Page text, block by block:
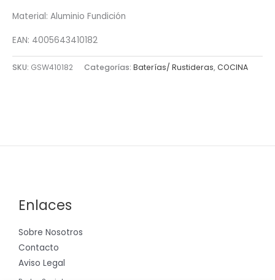
Material: Aluminio Fundición
EAN: 4005643410182
SKU: GSW410182 Categorías: Baterías/ Rustideras,COCINA
Enlaces
Sobre Nosotros
Contacto
Aviso Legal